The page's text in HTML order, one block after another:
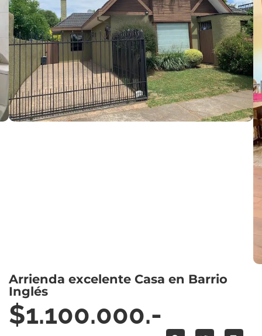
Arrienda excelente Casa en Barrio
Inglés
$1.100.000.-